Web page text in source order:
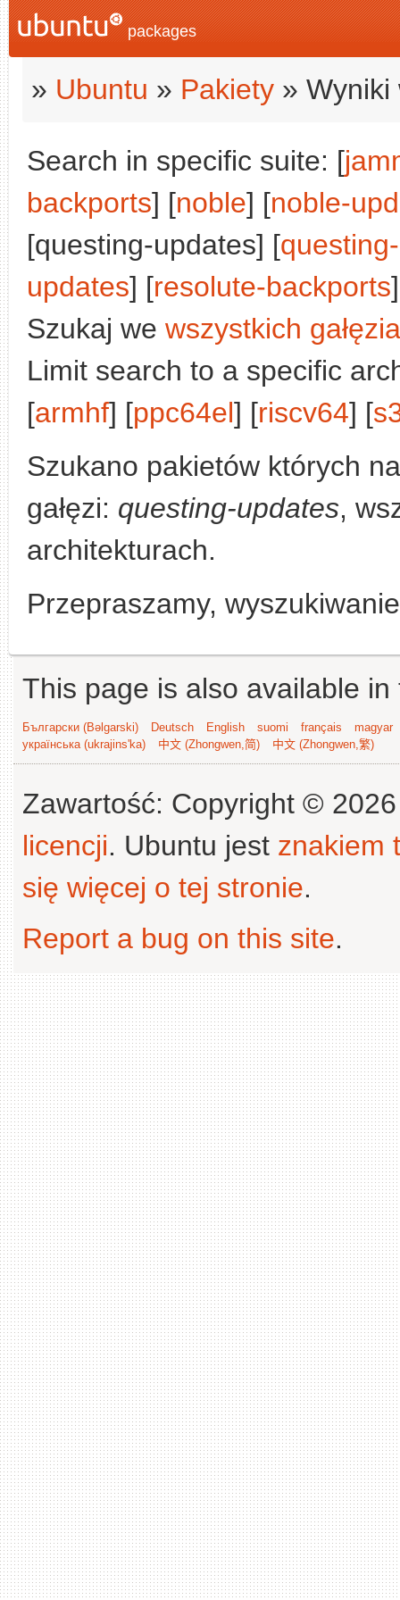
packages
» Ubuntu » Pakiety » Wyniki
Search in specific suite: [
backports] [noble] [noble-
[questing-updates] [
updates] [resolute-backports
Szukaj we wszystkich
Limit search to a specific
[armhf] [ppc64el] [riscv64] [
Szukano pakietów których
gałęzi: questing-updates,
architekturach.
Przepraszamy,
This page is also available
Български (Bəlgarski) Deutsch English suomi français
magyar
українська (ukrajins'ka)
中文 (Zhongwen,简) 中文 (Zhongwen,繁)
Zawartość: Copyright ©
licencji. Ubuntu jest znakiem
się więcej o tej stronie.
Report a bug on this site.